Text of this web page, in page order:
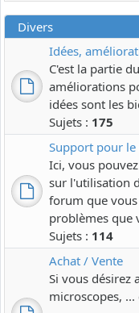
Divers
Idées,
C'est la partie
améliorations
idées sont les
Sujets : 175
Support pour
Ici, vous
sur l'utilisation
forum que
problèmes que
Sujets : 114
Achat / Vente
Si vous désirez
microscopes, ...